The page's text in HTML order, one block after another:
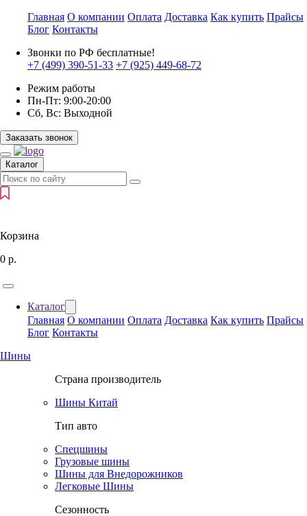
Главная О компании Оплата Доставка Как купить Прайсы
Блог Контакты
Звонки по РФ бесплатные!
+7 (499) 390-51-33 +7 (925) 449-68-72
Режим работы
Пн-Пт: 9:00-20:00
Сб, Вс: Выходной
Заказать звонок
Каталог
Корзина
0 р.
Каталог
Главная О компании Оплата Доставка Как купить Прайсы
Блог Контакты
Шины
Страна производитель
Шины Китай
Тип авто
Спецшины
Грузовые шины
Шины для Внедорожников
Легковые Шины
Сезонность